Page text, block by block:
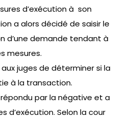
d’exécution à son
a alors décidé de saisir le
d’une demande tendant à
mesures.
juges de déterminer si la
à la transaction.
répondu par la négative et a
d’exécution. Selon la cour